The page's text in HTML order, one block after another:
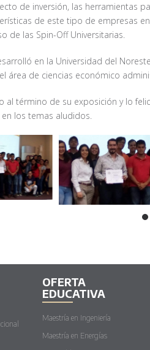
de inversión, las herramientas
de este tipo de empresas
de las Spin-Off Universitarias.
en la Universidad del
área de ciencias económico
al término de su exposición y lo
los temas aludidos.
OFERTA
EDUCATIVA
Maestría en Ingeniería
Maestría en Energías